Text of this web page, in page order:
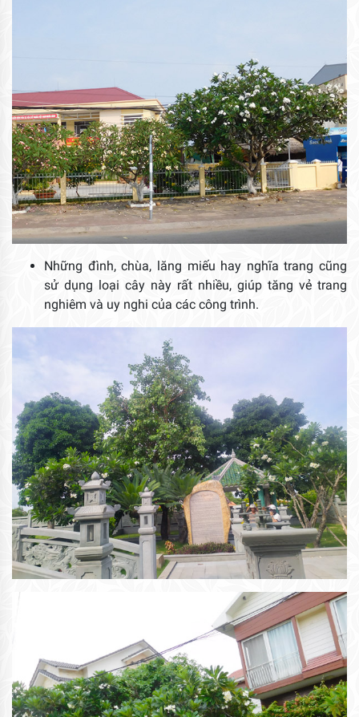
Những đình, chùa, lăng miếu hay nghĩa trang cũng
sử dụng loại cây này rất nhiều, giúp tăng vẻ trang
nghiêm và uy nghi của các công trình.